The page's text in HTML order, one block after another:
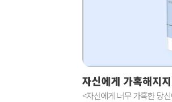
자신에게 가혹해지
<자신에게 너무 가혹한 당